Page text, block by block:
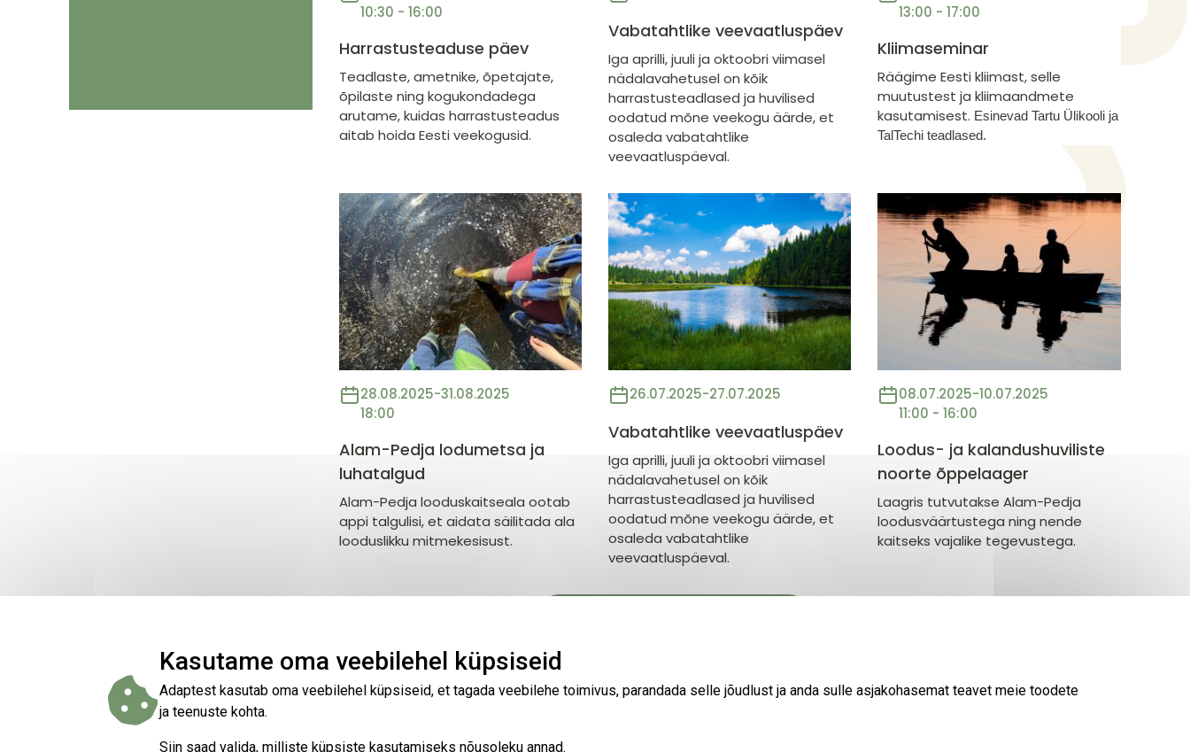
10:30 - 16:00
Harrastusteaduse päev
Teadlaste, ametnike, õpetajate,
õpilaste ning kogukondadega
arutame, kuidas harrastusteadus
aitab hoida Eesti veekogusid.
Vabatahtlike veevaatluspäev
Iga aprilli, juuli ja oktoobri viimasel
nädalavahetusel on kõik
harrastusteadlased ja huvilised
oodatud mõne veekogu äärde, et
osaleda vabatahtlike
veevaatluspäeval.
13:00 - 17:00
Kliimaseminar
Räägime Eesti kliimast, selle
muutustest ja kliimaandmete
kasutamisest. Esinevad Tartu Ülikooli ja
TalTechi teadlased.
28.08.2025-31.08.2025
18:00
Alam-Pedja lodumetsa ja
luhatalgud
Alam-Pedja looduskaitseala ootab
appi talgulisi, et aidata säilitada ala
looduslikku mitmekesisust.
26.07.2025-27.07.2025
Vabatahtlike veevaatluspäev
Iga aprilli, juuli ja oktoobri viimasel
nädalavahetusel on kõik
harrastusteadlased ja huvilised
oodatud mõne veekogu äärde, et
osaleda vabatahtlike
veevaatluspäeval.
08.07.2025-10.07.2025
11:00 - 16:00
Loodus- ja kalandushuviliste
noorte õppelaager
Laagris tutvutakse Alam-Pedja
loodusväärtustega ning nende
kaitseks vajalike tegevustega.
Kasutame oma veebilehel küpsiseid
Adaptest kasutab oma veebilehel küpsiseid, et tagada veebilehe toimivus, parandada selle jõudlust ja anda sulle asjakohasemat teavet meie toodete
ja teenuste kohta.
Siin saad valida, milliste küpsiste kasutamiseks nõusoleku annad.